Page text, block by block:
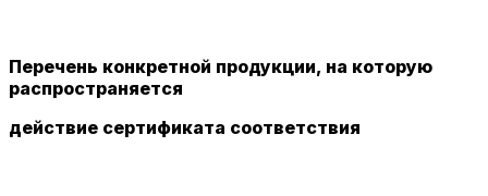
Перечень конкретной продукции, на которую
распространяется
действие сертификата соответствия